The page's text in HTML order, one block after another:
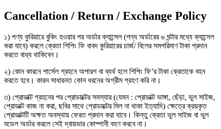
Cancellation / Return / Exchange Policy
১) পণ্য কুরিয়ারে বুকিং হওয়ার পর অর্ডার ক্যান্সেল (পন্য অর্ডারের ৬ ঘন্টার মধ্যে ক্যান্সেল
করা যাবে) করলে ক্রেতা শিপিং ফি বাবদ কুরিয়ারের চার্জ/ বিলের সমপরিমাণ টাকা প্রদান
করতে বাধ্য থাকিবেন।
২) কোন কারনে পার্সেল গ্রহনে অপারগ বা ব্যর্থ হলে শিপিং ফি’র টাকা ক্রেতাকে বহন
করতে হবে। কারন সাধারনত কোন ধরনের অগ্রীম গ্রহণ করি না।
৩) প্রোডাক্ট গ্রহনের পর প্রোডাক্টের সমস্যার (যেমন : প্রোডাক্ট ভাঙ্গা, ছেঁড়া, ভুল সাইজ,
প্রোডাক্ট কাজ না করা, ছবির সাথে প্রোডাক্টের মিল না থাকা ইত্যাদি) ক্ষেত্রে ক্রয়কৃত
প্রোডাক্টটি অক্ষত অবস্থায় ফেরত প্রদান করা যাবে। কিন্তু ক্রেতা ভুল সাইজ বা ভুল
মডেল অর্ডার করলে সেই দ্বায়ভার কোম্পানী বহণ করবে না।